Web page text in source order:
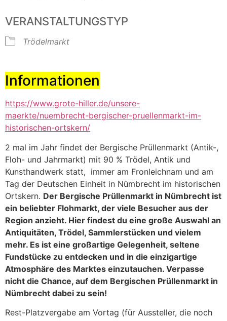
VERANSTALTUNGSTYP
Trödelmarkt
Informationen
https://www.grote-hiller.de/unsere-
maerkte/nuembrecht-bergischer-pruellenmarkt-im-
historischen-ortskern/
2 mal im Jahr findet der Bergische Prüllenmarkt (Antik-,
Floh- und Jahrmarkt) mit 90 % Trödel, Antik und
Kunsthandwerk statt, immer am Fronleichnam und am
Tag der Deutschen Einheit in Nümbrecht im historischen
Ortskern. Der Bergische Prüllenmarkt in Nümbrecht ist
ein beliebter Flohmarkt, der viele Besucher aus der
Region anzieht. Hier findest du eine große Auswahl an
Antiquitäten, Trödel, Sammlerstücken und vielem
mehr. Es ist eine großartige Gelegenheit, seltene
Fundstücke zu entdecken und in die einzigartige
Atmosphäre des Marktes einzutauchen. Verpasse
nicht die Chance, auf dem Bergischen Prüllenmarkt in
Nümbrecht dabei zu sein!
Rest-Platzvergabe am Vortag (für Aussteller, die noch